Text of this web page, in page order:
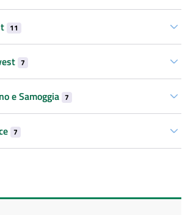
11
7
e Samoggia 7
7